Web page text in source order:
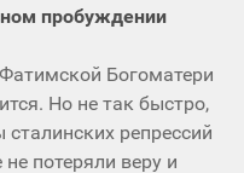
пробуждении
Богоматери
Но не так быстро,
репрессий
потеряли веру и